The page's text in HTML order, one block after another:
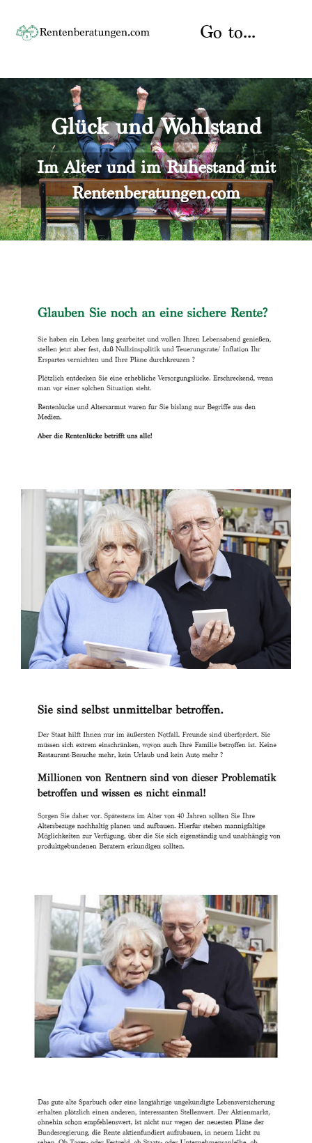
content
Go to...
Startseite
Rente
Rentenberater
Rentenversicherung
Versicherungsberatung
Über uns
Kontakt
Glück und Wohlstand
Im Alter und im Ruhestand mit
Rentenberatungen.com